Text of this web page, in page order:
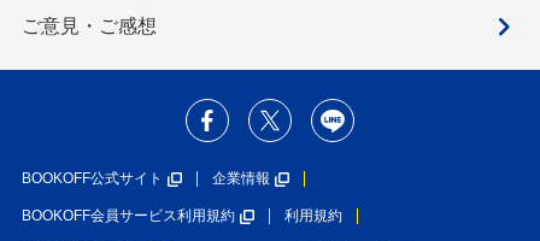
ご意見・ご感想
BOOKOFF公式サイト 企業情報
BOOKOFF会員サービス利用規約 利用規約